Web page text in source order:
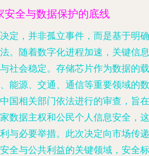
安全与数据保护的底线
定，并非孤立事件，而是基于明确
。随着数字化进程加速，关键信息
社会稳定。存储芯片作为数据的载
能源、交通、通信等重要领域的数
国相关部门依法进行的审查，旨在
数据主权和公民个人信息安全，这
与必要举措。此次决定向市场传递
全与公共利益的关键领域，安全标